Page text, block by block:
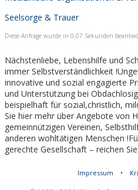
Seelsorge & Trauer
Diese Anfrage wurde in 0,07 Sekunden
Nächstenliebe, Lebenshilfe und
immer Selbstverständlichkeit
innovative und sozial engagierte
und Unterstützung bei
beispielhaft für sozial,christlich,
Sie hier mehr über Angebote von
gemeinnützigen Vereinen,
anderen wohltätigen Menschen
gerechte Gesellschaft – reichen
Impressum •